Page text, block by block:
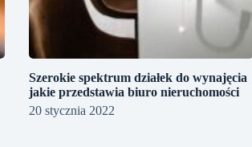
Szerokie spektrum działek do wynajęcia
jakie przedstawia biuro nieruchomości
20 stycznia 2022